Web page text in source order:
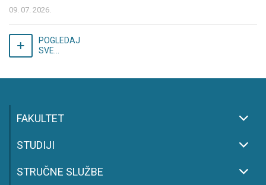
09. 07. 2026.
POGLEDAJ
SVE...
FAKULTET
STUDIJI
STRUČNE SLUŽBE